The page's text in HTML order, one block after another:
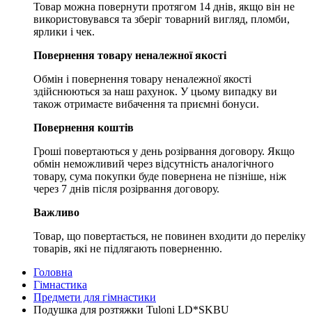
Товар можна повернути протягом 14 днів, якщо він не
використовувався та зберіг товарний вигляд, пломби,
ярлики і чек.
Повернення товару неналежної якості
Обмін і повернення товару неналежної якості
здійснюються за наш рахунок. У цьому випадку ви
також отримаєте вибачення та приємні бонуси.
Повернення коштів
Гроші повертаються у день розірвання договору. Якщо
обмін неможливий через відсутність аналогічного
товару, сума покупки буде повернена не пізніше, ніж
через 7 днів після розірвання договору.
Важливо
Товар, що повертається, не повинен входити до переліку
товарів, які не підлягають поверненню.
Головна
Гімнастика
Предмети для гімнастики
Подушка для розтяжки Tuloni LD*SKBU